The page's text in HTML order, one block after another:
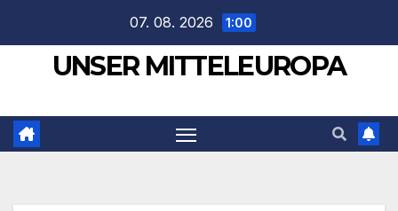
springen
07. 08. 2026 1:00
UNSER MITTELEUROPA